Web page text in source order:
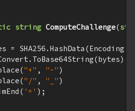
string ComputeChallenge(
=
"+" , "-" )
"/" , "_" )
'=' );